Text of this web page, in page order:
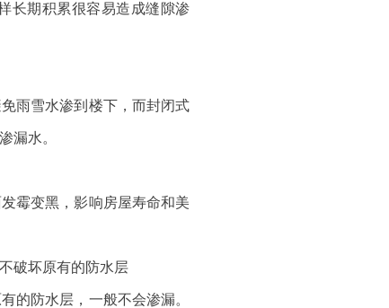
长期积累很容易造成缝隙渗
雨雪水渗到楼下，而封闭式
漏水。
霉变黑，影响房屋寿命和美
破坏原有的防水层
的防水层，一般不会渗漏。